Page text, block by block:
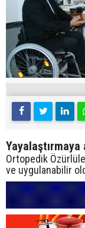
Yayalaştırmaya
Ortopedik
ve uygulanabilir